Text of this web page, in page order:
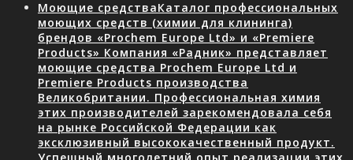
Моющие средстваКаталог профессиональных
моющих средств (химии для клининга)
брендов «Prochem Europe Ltd» и «Premiere
Products» Компания «Радник» представляет
моющие средства Prochem Europe Ltd и
Premiere Products производства
Великобритании. Профессиональная химия
этих производителей зарекомендовала себя
на рынке Российской Федерации как
эксклюзивный высококачественный продукт.